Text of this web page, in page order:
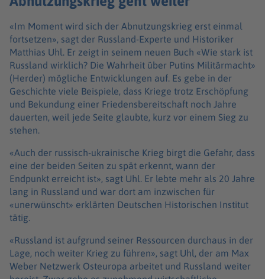
«Im Moment wird sich der Abnutzungskrieg erst einmal
fortsetzen», sagt der Russland-Experte und Historiker
Matthias Uhl. Er zeigt in seinem neuen Buch «Wie stark ist
Russland wirklich? Die Wahrheit über Putins Militärmacht»
(Herder) mögliche Entwicklungen auf. Es gebe in der
Geschichte viele Beispiele, dass Kriege trotz Erschöpfung
und Bekundung einer Friedensbereitschaft noch Jahre
dauerten, weil jede Seite glaubte, kurz vor einem Sieg zu
stehen.
«Auch der russisch-ukrainische Krieg birgt die Gefahr, dass
eine der beiden Seiten zu spät erkennt, wann der
Endpunkt erreicht ist», sagt Uhl. Er lebte mehr als 20 Jahre
lang in Russland und war dort am inzwischen für
«unerwünscht» erklärten Deutschen Historischen Institut
tätig.
«Russland ist aufgrund seiner Ressourcen durchaus in der
Lage, noch weiter Krieg zu führen», sagt Uhl, der am Max
Weber Netzwerk Osteuropa arbeitet und Russland weiter